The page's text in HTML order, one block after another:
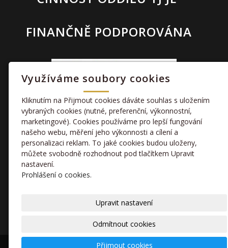
FINANČNĚ PODPOROVÁNA
TAKÉ NÁS NAJDETE
facebook
kamera
Využíváme soubory cookies
Kliknutím na Přijmout cookies dáváte souhlas s uložením
vybraných cookies (nutné, preferenční, výkonnostní,
marketingové). Cookies používáme pro lepší fungování
našeho webu, měření jeho výkonnosti a cílení a
personalizaci reklam. To jaké cookies budou uloženy,
můžete svobodně rozhodnout pod tlačítkem Upravit
nastavení.
Prohlášení o cookies.
Upravit nastavení
Odmítnout cookies
Přijmout cookies